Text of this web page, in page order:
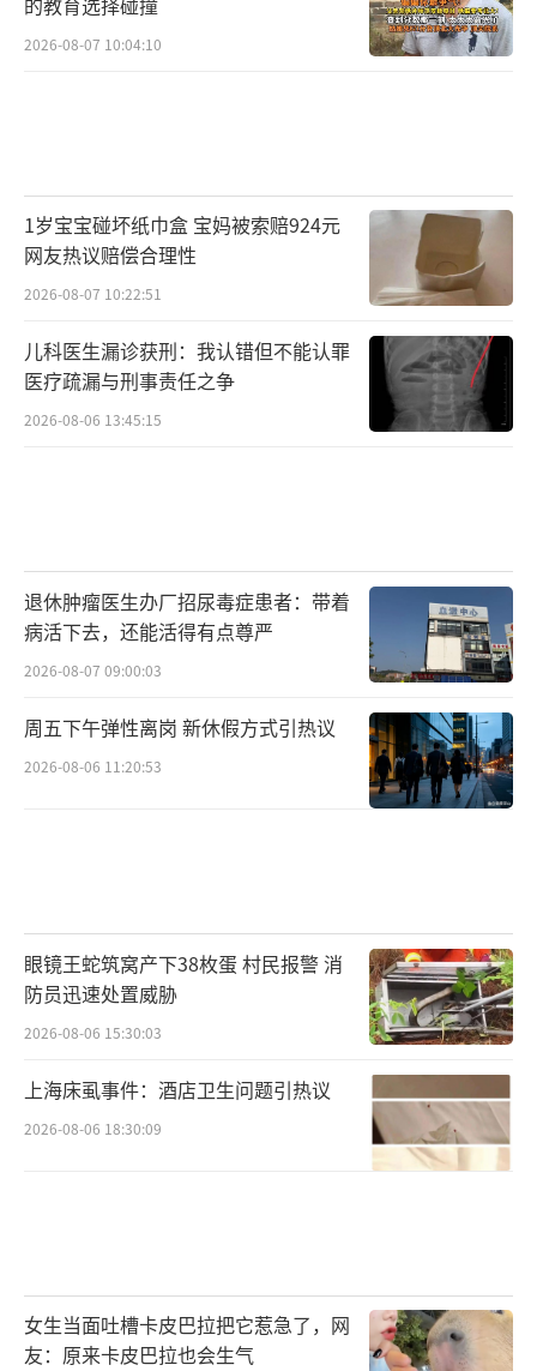
2026-08-07 10:04:10
1岁宝宝碰坏纸巾盒 宝妈被索赔924元
网友热议赔偿合理性
2026-08-07 10:22:51
儿科医生漏诊获刑：我认错但不能认罪
医疗疏漏与刑事责任之争
2026-08-06 13:45:15
退休肿瘤医生办厂招尿毒症患者：带着
病活下去，还能活得有点尊严
2026-08-07 09:00:03
周五下午弹性离岗 新休假方式引热议
2026-08-06 11:20:53
眼镜王蛇筑窝产下38枚蛋 村民报警 消
防员迅速处置威胁
2026-08-06 15:30:03
上海床虱事件：酒店卫生问题引热议
2026-08-06 18:30:09
女生当面吐槽卡皮巴拉把它惹急了，网
友：原来卡皮巴拉也会生气